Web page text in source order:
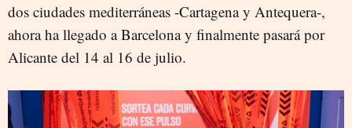
dos ciudades mediterráneas -Cartagena y Antequera-,
ahora ha llegado a Barcelona y finalmente pasará por
Alicante del 14 al 16 de julio.